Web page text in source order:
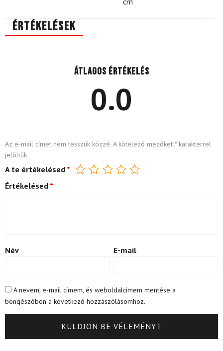
Értékelések
Átlagos értékelés
0.0
Az e-mail címet nem tesszük közzé. A kötelező mezőket *karakterrel
jelöltük
A te értékelésed *
Értékelésed *
Név E-mail
A nevem, e-mail címem, és weboldalcímem mentése a
böngészőben a következő hozzászólásomhoz.